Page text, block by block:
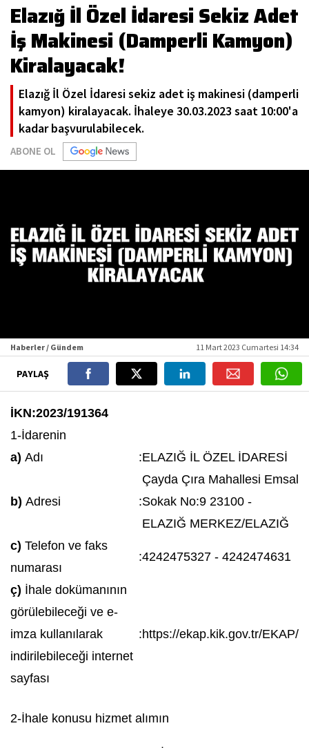
Elazığ İl Özel İdaresi Sekiz Adet
İş Makinesi (Damperli Kamyon)
Kiralayacak!
Elazığ İl Özel İdaresi sekiz adet iş makinesi (damperli
kamyon) kiralayacak. İhaleye 30.03.2023 saat 10:00'a
kadar başvurulabilecek.
ABONE OL
Haberler / Gündem 11 Mart 2023 Cumartesi 14:34
PAYLAŞ
İKN:2023/191364
1-İdarenin
a) Adı :ELAZIĞ İL ÖZEL İDARESİ
b) Adresi :
Çayda Çıra Mahallesi Emsal
Sokak No:9 23100 -
ELAZIĞ MERKEZ/ELAZIĞ
c) Telefon ve faks
numarası
:4242475327 - 4242474631
ç) İhale dokümanının
görülebileceği ve e-
imza kullanılarak
indirilebileceği internet
sayfası
:https://ekap.kik.gov.tr/EKAP/
2-İhale konusu hizmet alımın